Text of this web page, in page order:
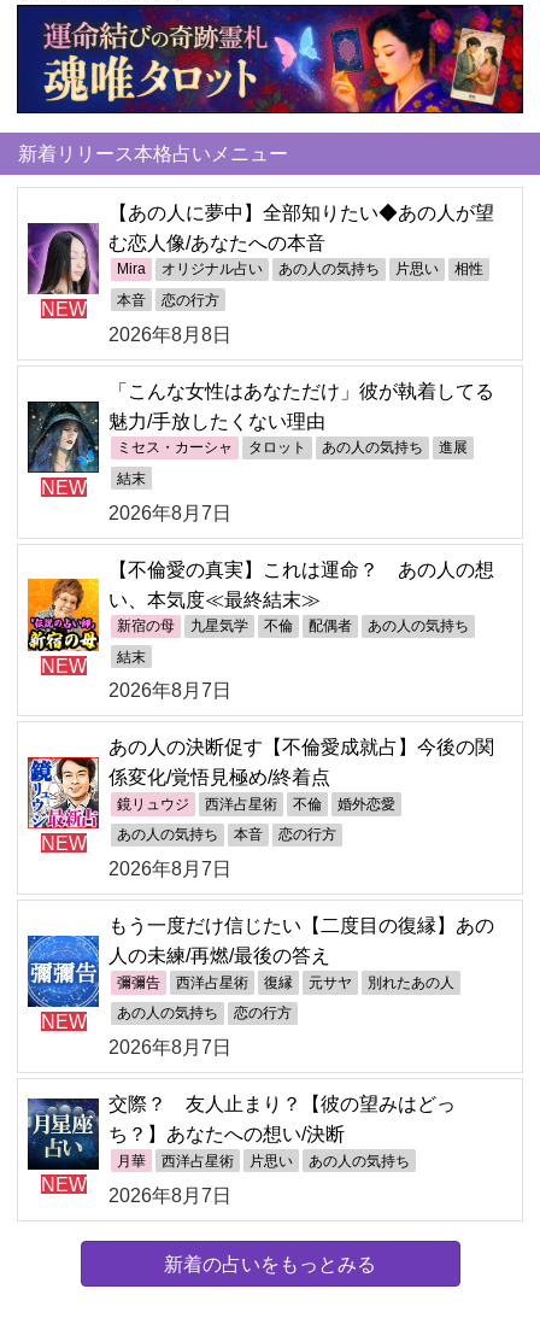
新着リリース本格占いメニュー
NEW
【あの人に夢中】全部知りたい◆あの人が望
む恋人像/あなたへの本音
Mira オリジナル占い あの人の気持ち 片思い 相性
本音 恋の行方
2026年8月8日
NEW
「こんな女性はあなただけ」彼が執着してる
魅力/手放したくない理由
ミセス・カーシャ タロット あの人の気持ち 進展
結末
2026年8月7日
NEW
【不倫愛の真実】これは運命？ あの人の想
い、本気度≪最終結末≫
新宿の母 九星気学 不倫 配偶者 あの人の気持ち
結末
2026年8月7日
NEW
あの人の決断促す【不倫愛成就占】今後の関
係変化/覚悟見極め/終着点
鏡リュウジ 西洋占星術 不倫 婚外恋愛
あの人の気持ち 本音 恋の行方
2026年8月7日
NEW
もう一度だけ信じたい【二度目の復縁】あの
人の未練/再燃/最後の答え
彌彌告 西洋占星術 復縁 元サヤ 別れたあの人
あの人の気持ち 恋の行方
2026年8月7日
NEW
交際？ 友人止まり？【彼の望みはどっ
ち？】あなたへの想い/決断
月華 西洋占星術 片思い あの人の気持ち
2026年8月7日
新着の占いをもっとみる